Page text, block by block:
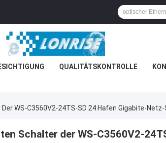
QUALITÄTSKONTROLLE
WS-C3560V2-24TS-SD 24 Hafen Gigabite-
Schalter der WS-C3560V2-